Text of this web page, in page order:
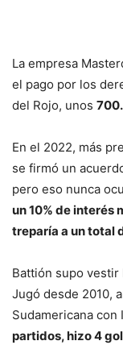
La empresa
el pago por los
del Rojo, unos
En el 2022, más
se firmó un
pero eso nunca
un 10% de interés
treparía a un total
Battión supo vestir
Jugó desde 2010,
Sudamericana
partidos, hizo 4